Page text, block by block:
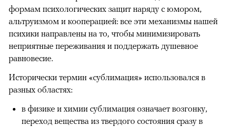
00:00 / 00:00
формам психологических защит наряду с юмором,
альтруизмом и кооперацией: все эти механизмы нашей
психики направлены на то, чтобы минимизировать
неприятные переживания и поддержать душевное
равновесие.
Исторически термин «сублимация» использовался в
разных областях:
в физике и химии сублимация означает возгонку,
переход вещества из твердого состояния сразу в